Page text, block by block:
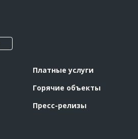
Платные услуги
Горячие объекты
Пресс-релизы